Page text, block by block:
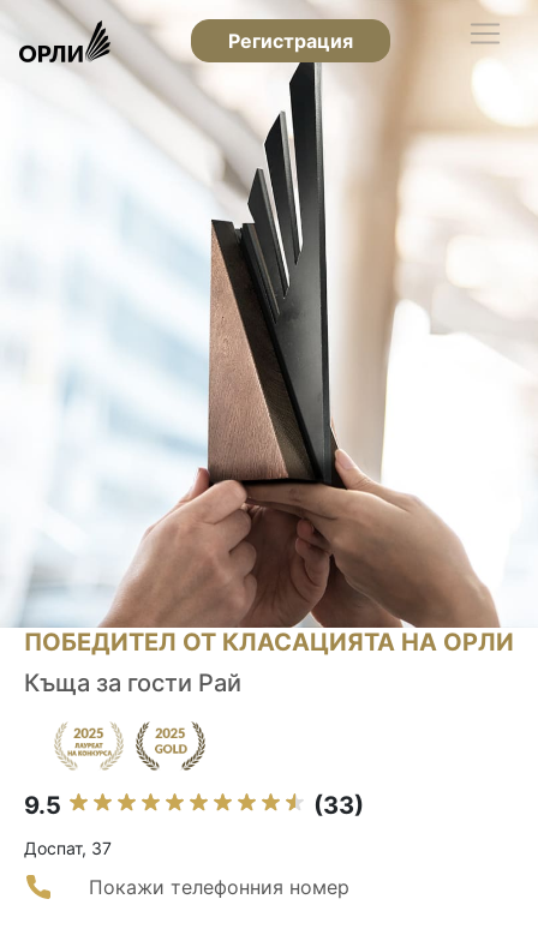
Регистрация
ПОБЕДИТЕЛ ОТ КЛАСАЦИЯТА НА ОРЛИ
Къща за гости Рай
9.5 (33)
Доспат, 37
Покажи телефонния номер